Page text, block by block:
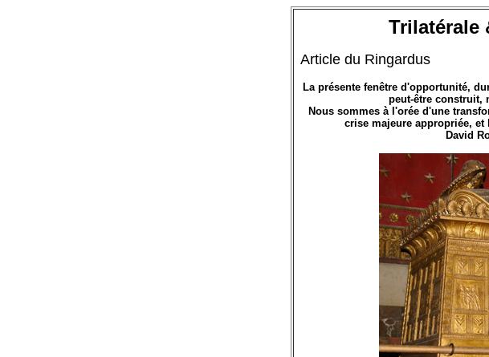
Trilatérale
Article du Ringardus
La présente fenêtre d'opportunité,
peut-être construit,
Nous sommes à l'orée d'une
crise majeure appropriée,
David